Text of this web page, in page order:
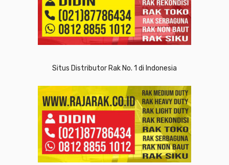
Situs Distributor Rak No. 1 di Indonesia